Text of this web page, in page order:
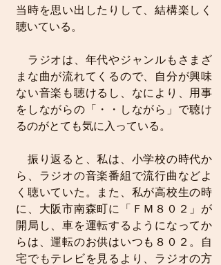
当時を思い出したりして、結構楽しく
聴いている。
ラジオは、年代やジャンルもさまざ
まな曲が流れてくるので、自分が興味
ない音楽も聴けるし、なにより、用事
をしながらの「・・しながら」で聴け
るのがとても気に入っている。
振り返ると、私は、小学校の時代か
ら、ラジオの音楽番組で流行曲などよ
く聴いていた。また、私が高校生の時
に、大阪市南森町に「ＦＭ８０２」が
開局し、車を運転するようになってか
らは、運転のお供はいつも８０２。自
宅でもテレビを見るより、ラジオの方